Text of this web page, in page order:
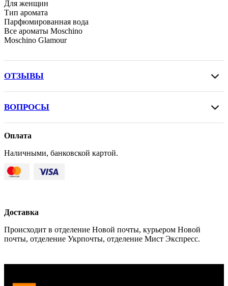
Для женщин
Тип аромата
Парфюмированная вода
Все ароматы Moschino
Moschino Glamour
ОТЗЫВЫ
ВОПРОСЫ
Оплата
Наличными, банковской картой.
Доставка
Происходит в отделение Новой почты, курьером Новой
почты, отделение Укрпочты, отделение Мист Экспресс.